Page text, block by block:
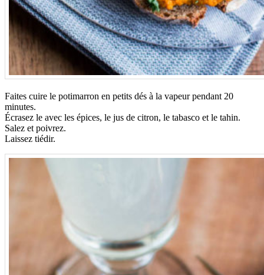
Faites cuire le potimarron en petits dés à la vapeur pendant 20
minutes.
Écrasez le avec les épices, le jus de citron, le tabasco et le tahin.
Salez et poivrez.
Laissez tiédir.